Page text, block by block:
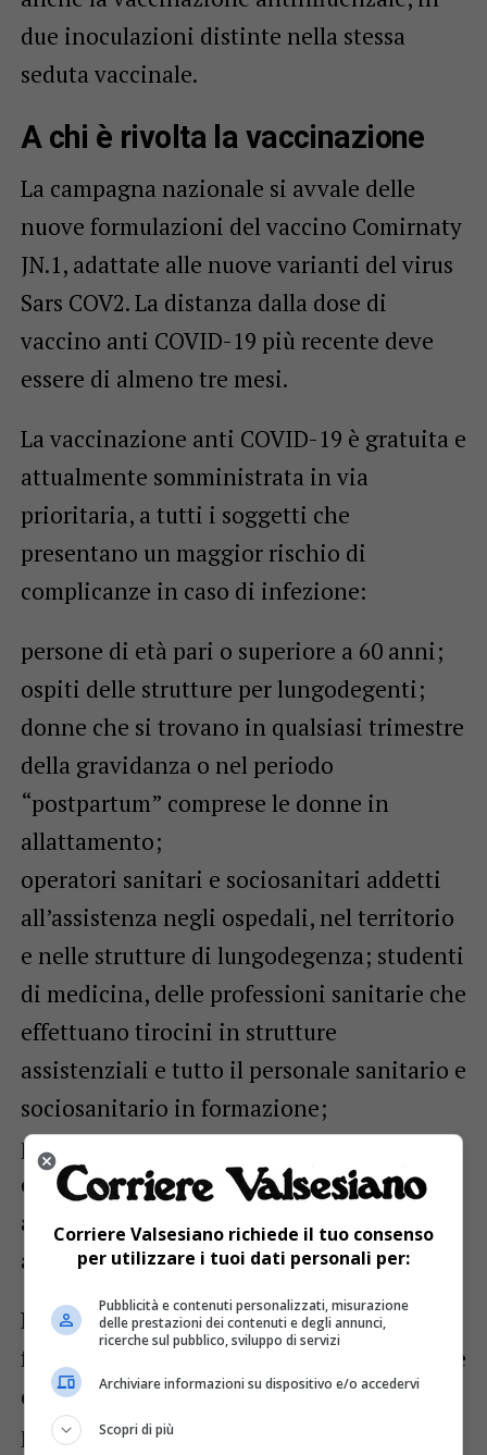
due inoculazioni distinte nella stessa
seduta vaccinale.
A chi è rivolta la vaccinazione
La campagna nazionale si avvale delle
nuove formulazioni del vaccino Comirnaty
JN.1, adattate alle nuove varianti del virus
Sars COV2. La distanza dalla dose di
vaccino anti COVID-19 più recente deve
essere di almeno tre mesi.
La vaccinazione anti COVID-19 è gratuita e
attualmente somministrata in via
prioritaria, a tutti i soggetti che
presentano un maggior rischio di
complicanze in caso di infezione:
persone di età pari o superiore a 60 anni;
ospiti delle strutture per lungodegenti;
donne che si trovano in qualsiasi trimestre
della gravidanza o nel periodo
“postpartum” comprese le donne in
allattamento;
operatori sanitari e sociosanitari addetti
all’assistenza negli ospedali, nel territorio
e nelle strutture di lungodegenza; studenti
di medicina, delle professioni sanitarie che
effettuano tirocini in strutture
assistenziali e tutto il personale sanitario e
sociosanitario in formazione;
persone dai 6 mesi ai 59 anni di età
compresi, con elevata fragilità, in quanto
affette da patologie o con condizioni che
aumentano il rischio di COVID-19 grave.
La vaccinazione viene consigliata a
familiari, conviventi e caregiver di persone
con elevata fragilità. Nella stessa seduta è
possibile ricevere anche il vaccino
Corriere Valsesiano richiede il tuo consenso
per utilizzare i tuoi dati personali per:
Pubblicità e contenuti personalizzati, misurazione
delle prestazioni dei contenuti e degli annunci,
ricerche sul pubblico, sviluppo di servizi
Archiviare informazioni su dispositivo e/o accedervi
Scopri di più